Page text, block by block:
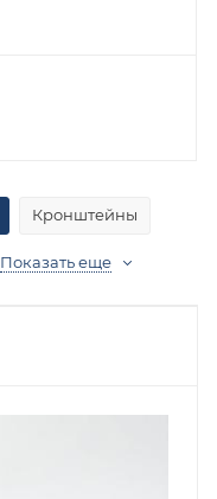
Кронштейны
Показать еще